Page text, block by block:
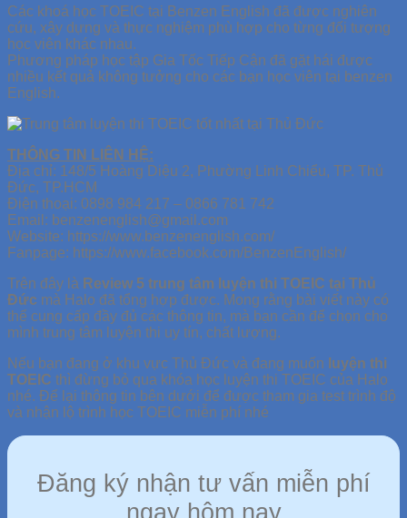
Các khoá học TOEIC tại Benzen English đã được nghiên
cứu, xây dựng và thực nghiệm phù hợp cho từng đối tượng
học viên khác nhau.
Phương pháp học tập Gia Tốc Tiếp Cận đã gặt hái được
nhiều kết quả không tưởng cho các bạn học viên tại benzen
English.
THÔNG TIN LIÊN HỆ:
Địa chỉ: 148/5 Hoàng Diệu 2, Phường Linh Chiểu, TP. Thủ
Đức, TP.HCM
Điện thoại: 0898 984 217 – 0866 781 742
Email: benzenenglish@gmail.com
Website: https://www.benzenenglish.com/
Fanpage: https://www.facebook.com/BenzenEnglish/
Trên đây là Review 5 trung tâm luyện thi TOEIC tại Thủ
Đức mà Halo đã tổng hợp được. Mong rằng bài viết này có
thể cung cấp đầy đủ các thông tin, mà bạn cần để chọn cho
mình trung tâm luyện thi uy tín, chất lượng.
Nếu bạn đang ở khu vực Thủ Đức và đang muốn luyện thi
TOEIC thì đừng bỏ qua khóa học luyện thi TOEIC của Halo
nhé. Để lại thông tin bên dưới để được tham gia test trình độ
và nhận lộ trình học TOEIC miễn phí nhé
Đăng ký nhận tư vấn miễn phí
ngay hôm nay